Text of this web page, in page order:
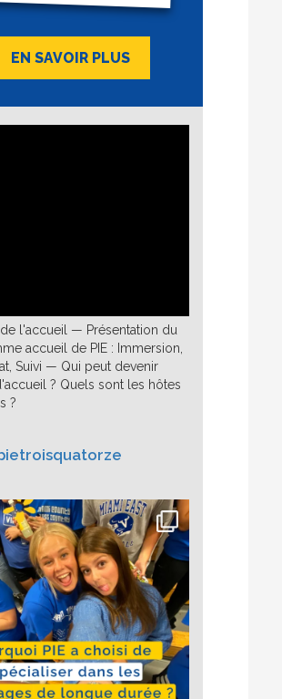
EN SAVOIR PLUS
de l'accueil — Présentation du
accueil de PIE : Immersion,
Suivi — Qui peut devenir
? Quels sont les hôtes
?